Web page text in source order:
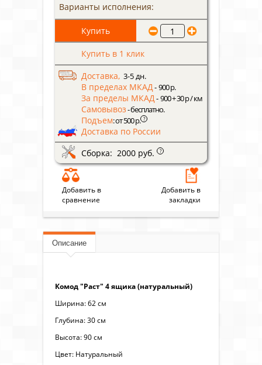
Варианты исполнения:
Купить в 1 клик
Доставка, 3-5 дн.
В пределах МКАД- 900 р.
За пределы МКАД- 900 + 30 р / км
Самовывоз- бесплатно.
Подъем: от 500 р. ?
Доставка по России
Сборка: 2000 руб.
?
Добавить в
сравнение
Добавить в
закладки
Описание
Комод "Раст" 4 ящика (натуральный)
Ширина: 62 см
Глубина: 30 см
Высота: 90 см
Цвет: Натуральный